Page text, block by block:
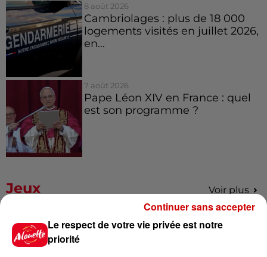
8 août 2026
Cambriolages : plus de 18 000
logements visités en juillet 2026,
en...
7 août 2026
Pape Léon XIV en France : quel
est son programme ?
Jeux Voir plus
Gagnez vos places pour le
festival Marché Gourmand 2026
Le respect de votre vie privée est notre
priorité
Continuer sans accepter